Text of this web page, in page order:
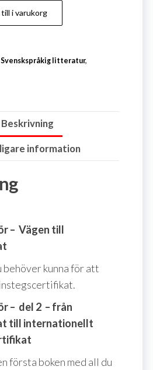
till i varukorg
Svenskspråkig litteratur,
Beskrivning
information
– Vägen till
behöver kunna för att
– del 2 – från
till internationellt
första boken med all du